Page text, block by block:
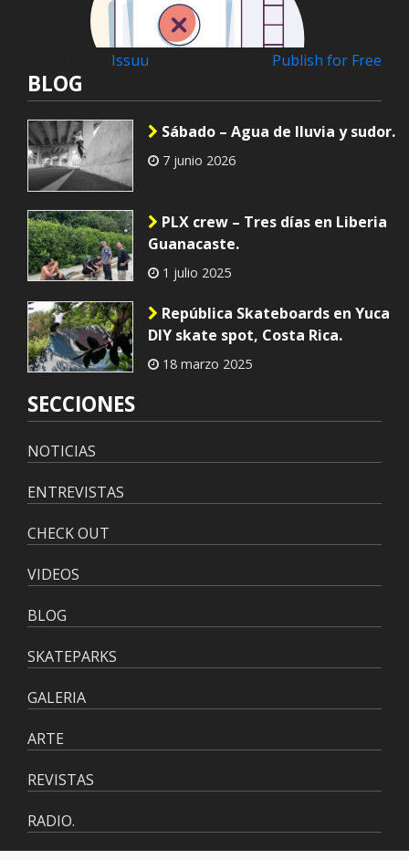
Issuu Publish for Free
BLOG
Sábado – Agua de lluvia y sudor.
7 junio 2026
PLX crew – Tres días en Liberia
Guanacaste.
1 julio 2025
República Skateboards en Yuca
DIY skate spot, Costa Rica.
18 marzo 2025
SECCIONES
NOTICIAS
ENTREVISTAS
CHECK OUT
VIDEOS
BLOG
SKATEPARKS
GALERIA
ARTE
REVISTAS
RADIO.